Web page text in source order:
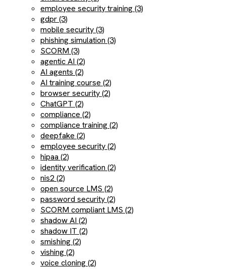
employee security training (3)
gdpr (3)
mobile security (3)
phishing simulation (3)
SCORM (3)
agentic AI (2)
AI agents (2)
AI training course (2)
browser security (2)
ChatGPT (2)
compliance (2)
compliance training (2)
deepfake (2)
employee security (2)
hipaa (2)
identity verification (2)
nis2 (2)
open source LMS (2)
password security (2)
SCORM compliant LMS (2)
shadow AI (2)
shadow IT (2)
smishing (2)
vishing (2)
voice cloning (2)